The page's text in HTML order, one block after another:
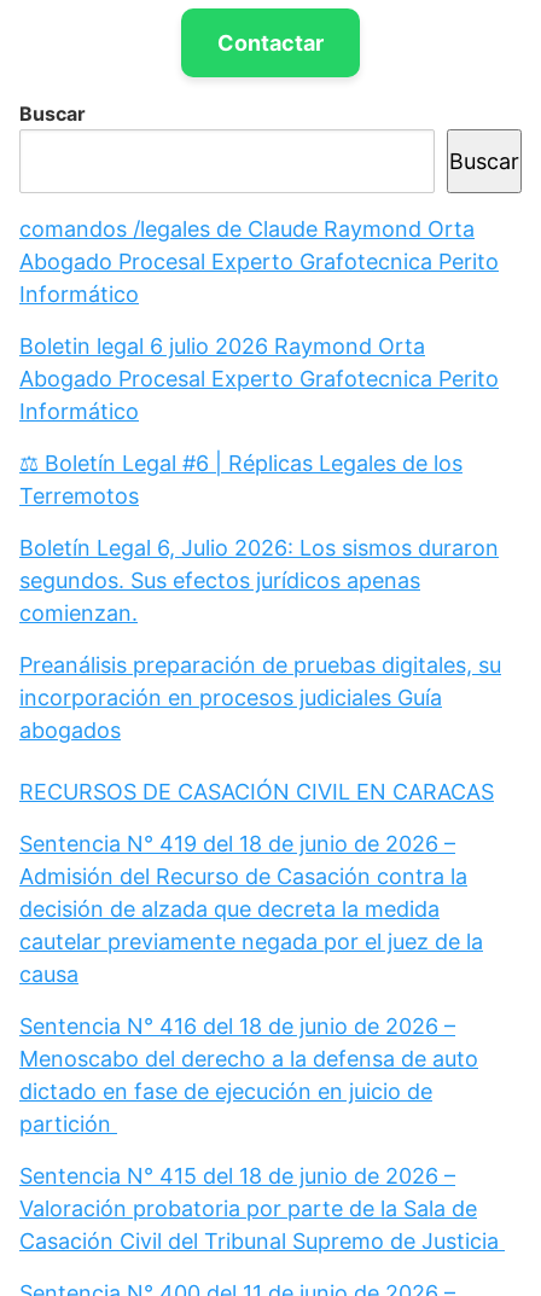
Contactar
Buscar
Buscar
comandos /legales de Claude Raymond Orta
Abogado Procesal Experto Grafotecnica Perito
Informático
Boletin legal 6 julio 2026 Raymond Orta
Abogado Procesal Experto Grafotecnica Perito
Informático
⚖️ Boletín Legal #6 | Réplicas Legales de los
Terremotos
Boletín Legal 6, Julio 2026: Los sismos duraron
segundos. Sus efectos jurídicos apenas
comienzan.
Preanálisis preparación de pruebas digitales, su
incorporación en procesos judiciales Guía
abogados
RECURSOS DE CASACIÓN CIVIL EN CARACAS
Sentencia N° 419 del 18 de junio de 2026 –
Admisión del Recurso de Casación contra la
decisión de alzada que decreta la medida
cautelar previamente negada por el juez de la
causa
Sentencia N° 416 del 18 de junio de 2026 –
Menoscabo del derecho a la defensa de auto
dictado en fase de ejecución en juicio de
partición
Sentencia N° 415 del 18 de junio de 2026 –
Valoración probatoria por parte de la Sala de
Casación Civil del Tribunal Supremo de Justicia